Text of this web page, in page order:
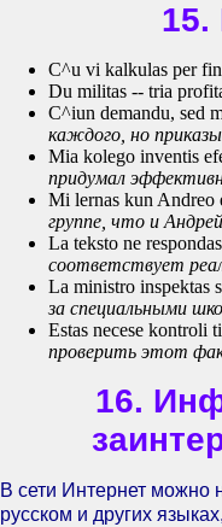
C^u vi kalkulas per
Du militas -- tria
C^iun demandu, sed
каждого, но
Mia kolego inventis
придумал
Mi lernas kun Andreo
группе, что и
La teksto ne
соответствует
La ministro inspektas
за специальными
Estas necese kontroli
проверить этот
16.
В сети Интернет можно
русском и других